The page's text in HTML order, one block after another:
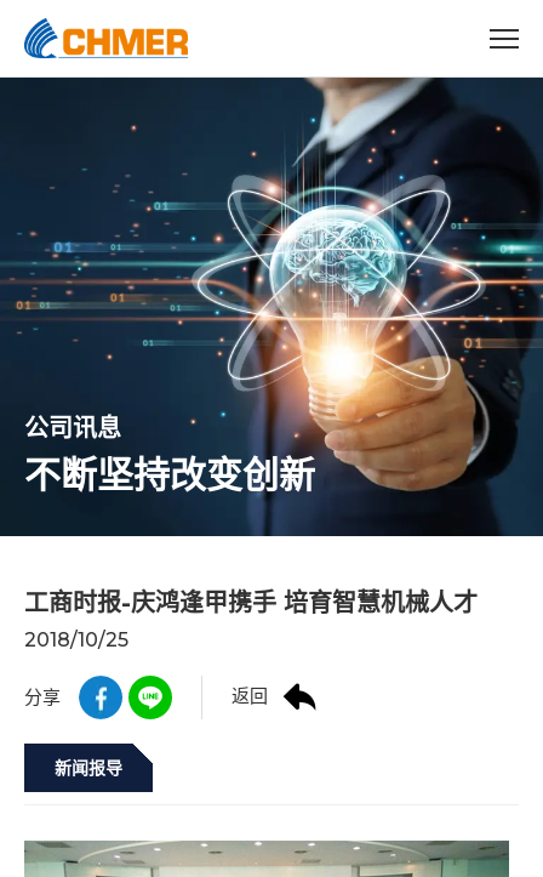
公司讯息
不断坚持改变创新
工商时报-庆鸿逢甲携手 培育智慧机械人才
2018/10/25
分享 返回
新闻报导